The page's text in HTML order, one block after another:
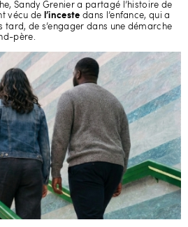
Sandy Grenier a partagé l’histoire de
vécu de l’inceste dans l’enfance, qui a
tard, de s’engager dans une démarche
père.